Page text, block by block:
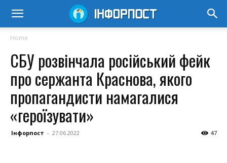
Home
СБУ розвінчала російський фейк
про сержанта Краснова, якого
пропагандисти намагалися
«героїзувати»
Інфорпост - 27.06.2022 47